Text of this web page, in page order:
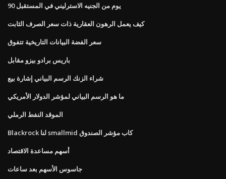
90 يوم من الجنيه الاسترليني في المستقبل
كيف يعمل الرهون العقارية ذات سعر الصرف الثابت
سعر الفضة البيانات التاريخية تتفوق
باريس برادو بيزو مقابل
شراء الزنك الرسم البياني إشارة بيع
ما هو الرسم البياني لمؤشر الدولار الأمريكي
الموقد النفط الرملي
Blackrock لنا smallmid كاب مؤشر الصندوق
أسهم مساعدة الاقتصاد
جاسوس الأسهم بعد ساعات